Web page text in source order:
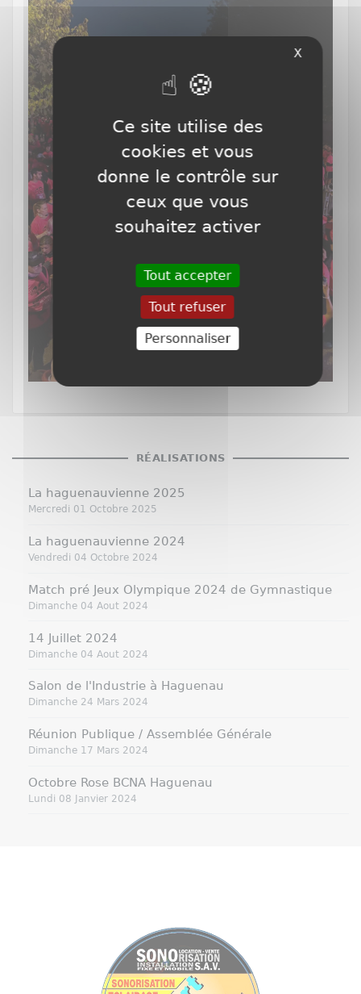
RÉALISATIONS
La haguenauvienne 2025
Mercredi 01 Octobre 2025
La haguenauvienne 2024
Vendredi 04 Octobre 2024
Match pré Jeux Olympique 2024 de Gymnastique
Dimanche 04 Aout 2024
14 Juillet 2024
Dimanche 04 Aout 2024
Salon de l'Industrie à Haguenau
Dimanche 24 Mars 2024
Réunion Publique / Assemblée Générale
Dimanche 17 Mars 2024
Octobre Rose BCNA Haguenau
Lundi 08 Janvier 2024
X
Ce site utilise des
cookies et vous
donne le contrôle sur
ceux que vous
souhaitez activer
Tout accepter
Tout refuser
Personnaliser